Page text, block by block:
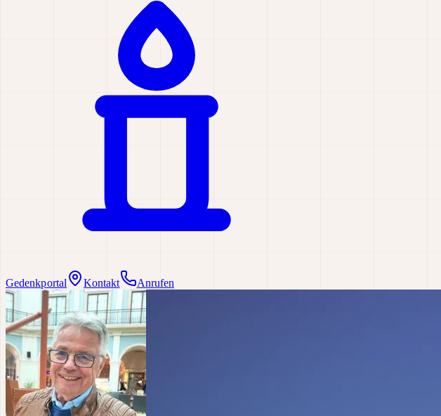
Gedenkportal Kontakt Anrufen